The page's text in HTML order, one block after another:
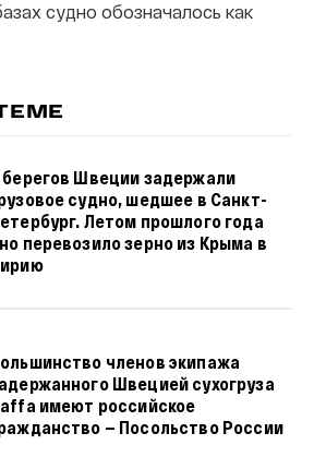
судно обозначалось как
берегов Швеции задержали
судно, шедшее в Санкт-
Летом прошлого года
перевозило зерно из Крыма в
членов экипажа
Швецией сухогруза
имеют российское
— Посольство России